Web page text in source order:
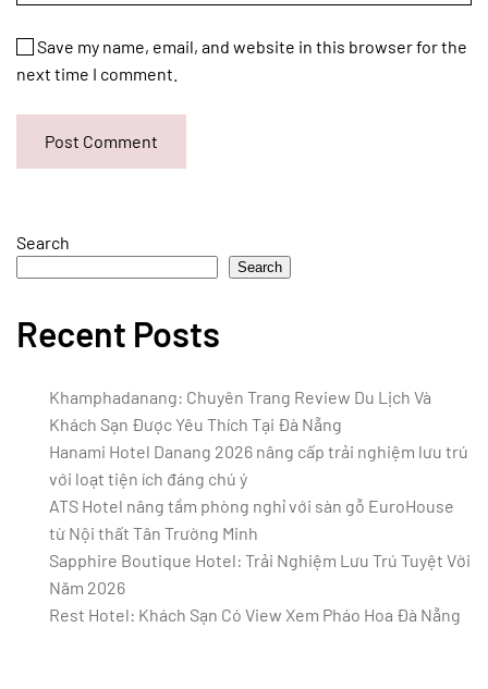
Save my name, email, and website in this browser for the
next time I comment.
Post Comment
Search
Search
Recent Posts
Khamphadanang: Chuyên Trang Review Du Lịch Và
Khách Sạn Được Yêu Thích Tại Đà Nẵng
Hanami Hotel Danang 2026 nâng cấp trải nghiệm lưu trú
với loạt tiện ích đáng chú ý
ATS Hotel nâng tầm phòng nghỉ với sàn gỗ EuroHouse
từ Nội thất Tân Trường Minh
Sapphire Boutique Hotel: Trải Nghiệm Lưu Trú Tuyệt Vời
Năm 2026
Rest Hotel: Khách Sạn Có View Xem Pháo Hoa Đà Nẵng